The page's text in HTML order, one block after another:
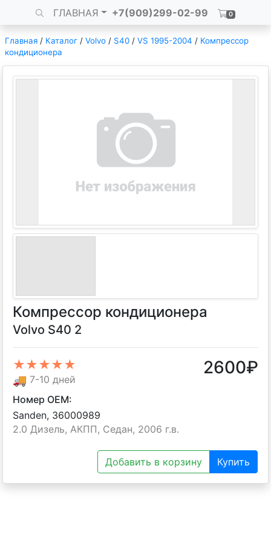
ГЛАВНАЯ +7(909)299-02-99 0
Главная / Каталог / Volvo / S40 / VS 1995-2004 / Компрессор
кондиционера
Компрессор кондиционера
Volvo S40 2
★★★★★
🚚 7-10 дней
2600₽
Номер OEM:
Sanden, 36000989
2.0 Дизель, АКПП, Седан, 2006 г.в.
Добавить в корзину Купить